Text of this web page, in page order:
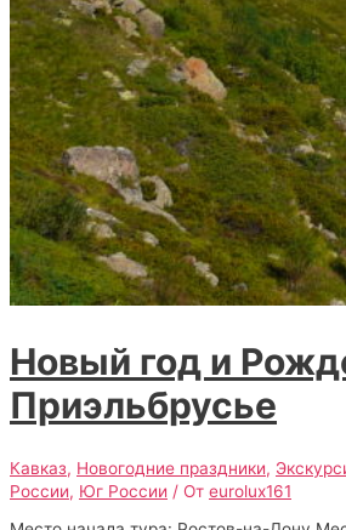
Новый год и
Приэльбрусье
Кавказ, Новогодние праздники,
России, Юг России / От eurolux161